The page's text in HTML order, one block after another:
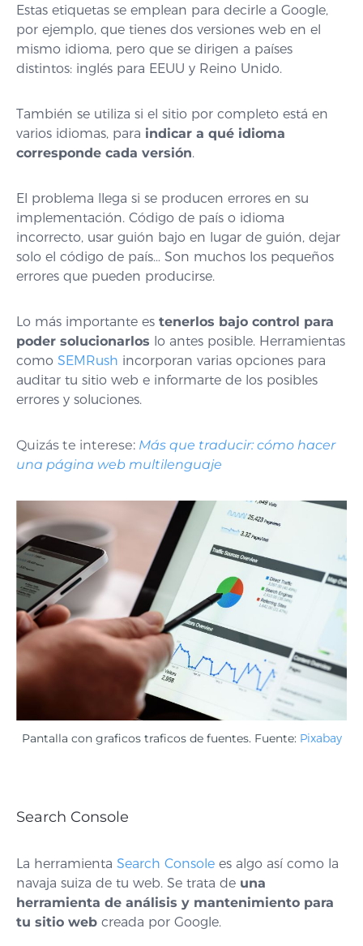
Estas etiquetas se emplean para decirle a Google,
por ejemplo, que tienes dos versiones web en el
mismo idioma, pero que se dirigen a países
distintos: inglés para EEUU y Reino Unido.
También se utiliza si el sitio por completo está en
varios idiomas, para indicar a qué idioma
corresponde cada versión.
El problema llega si se producen errores en su
implementación. Código de país o idioma
incorrecto, usar guión bajo en lugar de guión, dejar
solo el código de país… Son muchos los pequeños
errores que pueden producirse.
Lo más importante es tenerlos bajo control para
poder solucionarlos lo antes posible. Herramientas
como SEMRush incorporan varias opciones para
auditar tu sitio web e informarte de los posibles
errores y soluciones.
Quizás te interese: Más que traducir: cómo hacer
una página web multilenguaje
Pantalla con graficos traficos de fuentes. Fuente: Pixabay
Search Console
La herramienta Search Console es algo así como la
navaja suiza de tu web. Se trata de una
herramienta de análisis y mantenimiento para
tu sitio web creada por Google.